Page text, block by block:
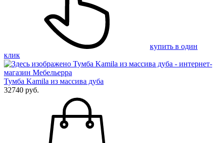
купить в один
клик
Тумба Kamila из массива дуба
32740 руб.